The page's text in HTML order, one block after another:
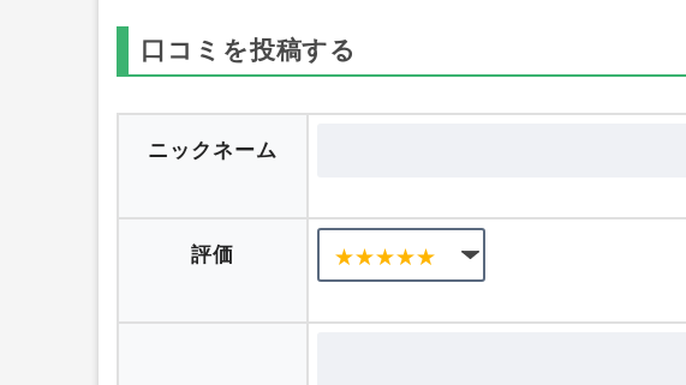
口コミを投稿する
ニックネーム